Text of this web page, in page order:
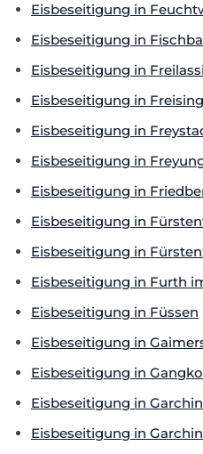
Eisbeseitigung in
Eisbeseitigung in
Eisbeseitigung in
Eisbeseitigung in Freising
Eisbeseitigung in
Eisbeseitigung in
Eisbeseitigung in
Eisbeseitigung in
Eisbeseitigung in
Eisbeseitigung in Furth
Eisbeseitigung in Füssen
Eisbeseitigung in
Eisbeseitigung in
Eisbeseitigung in
Eisbeseitigung in